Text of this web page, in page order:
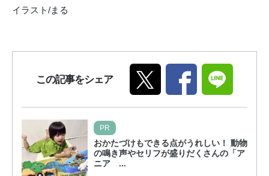
イラスト/まる
この記事をシェア
PR
おかたづけもできる点がうれしい！ 動物
の鳴き声やセリフが盛りだくさんの「ア
ニア ...